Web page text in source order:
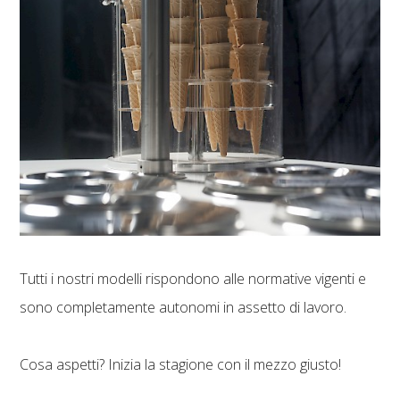
Tutti i nostri modelli rispondono alle normative vigenti e
sono completamente autonomi in assetto di lavoro.
Cosa aspetti? Inizia la stagione con il mezzo giusto!